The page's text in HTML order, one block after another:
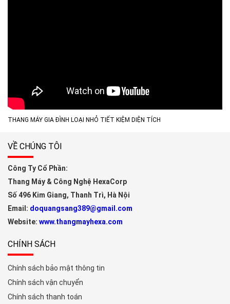
THANG MÁY GIA ĐÌNH LOẠI NHỎ TIẾT KIỆM DIỆN TÍCH
VỀ CHÚNG TÔI
Công Ty Cổ Phần:
Thang Máy & Công Nghệ HexaCorp
Số 496 Kim Giang, Thanh Trì, Hà Nội
Email: doquangsang389@gmail.com
Website: www.thangmayhexa.com
CHÍNH SÁCH
Chính sách bảo mật thông tin
Chính sách vận chuyển
Chính sách thanh toán